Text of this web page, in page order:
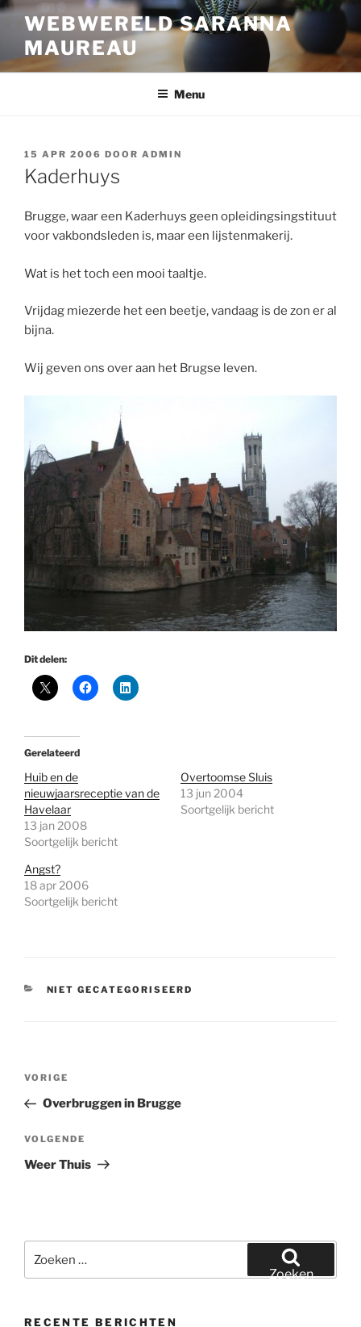
Ga
inhoud
WEBWERELD SARANNA
MAUREAU
Menu
GEPLAATST
OP
15 APR 2006 DOOR ADMIN
Kaderhuys
Brugge, waar een Kaderhuys geen opleidingsingstituut
voor vakbondsleden is, maar een lijstenmakerij.
Wat is het toch een mooi taaltje.
Vrijdag miezerde het een beetje, vandaag is de zon er al
bijna.
Wij geven ons over aan het Brugse leven.
Dit delen:
Gerelateerd
Huib en de
nieuwjaarsreceptie van de
Havelaar
13 jan 2008
Soortgelijk bericht
Overtoomse Sluis
13 jun 2004
Soortgelijk bericht
Angst?
18 apr 2006
Soortgelijk bericht
CATEGORIEËN
NIET GECATEGORISEERD
Bericht
Vorig
bericht
VORIGE
Overbruggen in Brugge
Volgend
bericht
VOLGENDE
Weer Thuis
naar:
Zoeken
RECENTE BERICHTEN